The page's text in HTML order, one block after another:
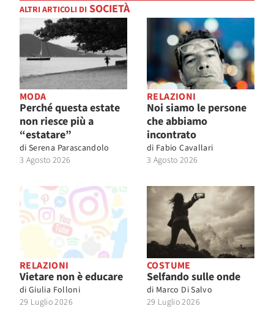
ALTRI ARTICOLI DI SOCIETÀ
MODA
Perché questa estate
non riesce più a
“estatare”
di Serena Parascandolo
3 Agosto 2026
RELAZIONI
Noi siamo le persone
che abbiamo
incontrato
di Fabio Cavallari
3 Agosto 2026
RELAZIONI
Vietare non è educare
di Giulia Folloni
29 Luglio 2026
COSTUME
Selfando sulle onde
di Marco Di Salvo
29 Luglio 2026